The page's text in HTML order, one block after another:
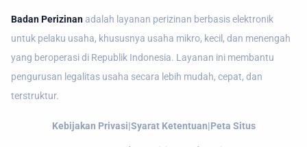
Badan Perizinan adalah layanan perizinan berbasis elektronik
untuk pelaku usaha, khususnya usaha mikro, kecil, dan menengah
yang beroperasi di Republik Indonesia. Layanan ini membantu
pengurusan legalitas usaha secara lebih mudah, cepat, dan
terstruktur.
Kebijakan Privasi|Syarat Ketentuan|Peta Situs